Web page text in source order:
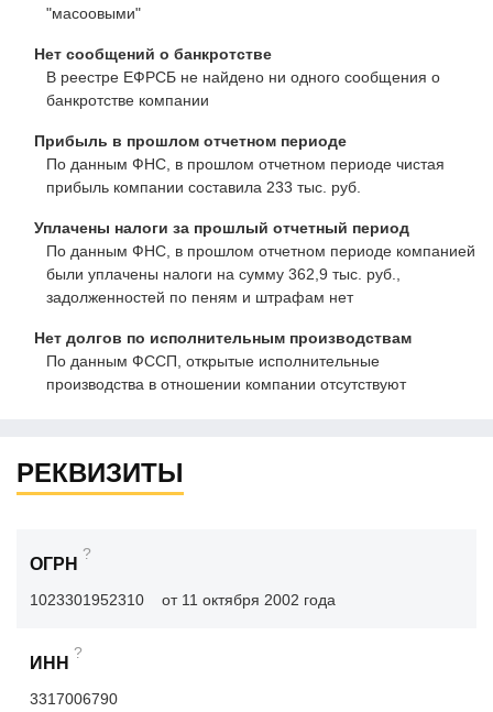
"масоовыми"
Нет сообщений о банкротстве
В реестре ЕФРСБ не найдено ни одного сообщения о
банкротстве компании
Прибыль в прошлом отчетном периоде
По данным ФНС, в прошлом отчетном периоде чистая
прибыль компании составила 233 тыс. руб.
Уплачены налоги за прошлый отчетный период
По данным ФНС, в прошлом отчетном периоде компанией
были уплачены налоги на сумму 362,9 тыс. руб.,
задолженностей по пеням и штрафам нет
Нет долгов по исполнительным производствам
По данным ФССП, открытые исполнительные
производства в отношении компании отсутствуют
РЕКВИЗИТЫ
ОГРН
?
1023301952310 от 11 октября 2002 года
ИНН
?
3317006790